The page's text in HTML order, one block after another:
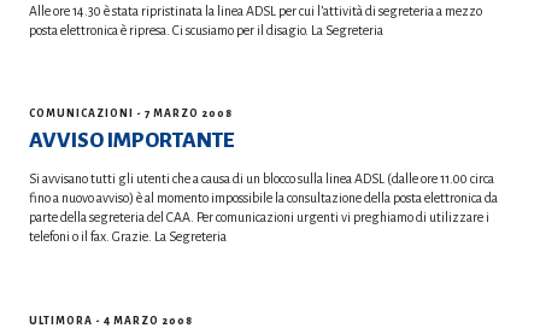
Alle ore 14.30 è stata ripristinata la linea ADSL per cui l’attività di segreteria a mezzo
posta elettronica è ripresa. Ci scusiamo per il disagio. La Segreteria
COMUNICAZIONI - 7 MARZO 2008
AVVISO IMPORTANTE
Si avvisano tutti gli utenti che a causa di un blocco sulla linea ADSL (dalle ore 11.00 circa
fino a nuovo avviso) è al momento impossibile la consultazione della posta elettronica da
parte della segreteria del CAA. Per comunicazioni urgenti vi preghiamo di utilizzare i
telefoni o il fax. Grazie. La Segreteria
ULTIMORA - 4 MARZO 2008